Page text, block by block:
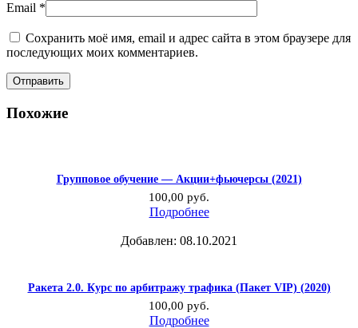
Email *
Сохранить моё имя, email и адрес сайта в этом браузере для
последующих моих комментариев.
Похожие
Групповое обучение — Акции+фьючерсы (2021)
100,00 руб.
Подробнее
Добавлен: 08.10.2021
Ракета 2.0. Курс по арбитражу трафика (Пакет VIP) (2020)
100,00 руб.
Подробнее